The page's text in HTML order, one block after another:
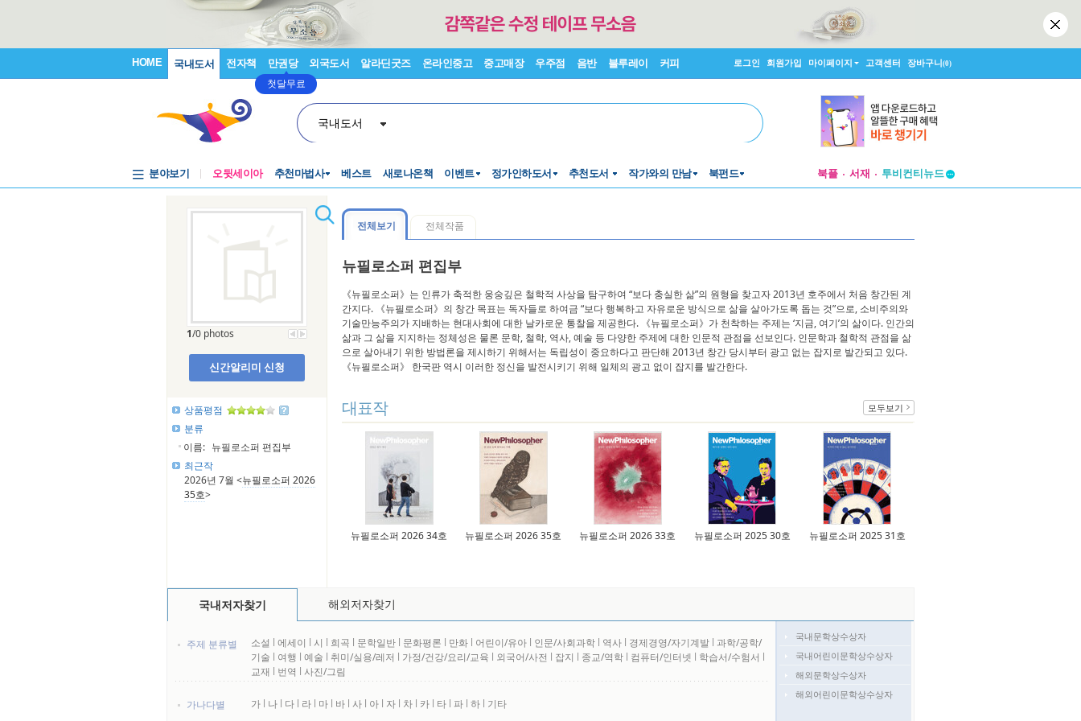
HOME 국내도서 전자책 만권당
첫달무료
외국도서 알라딘굿즈 온라인중고 중고매장 우주점 음반 블루레이 커피 로그인 회원가입 마이페이지 고객센터 장바구니(0)
국내도서
분야보기 오뒷세이아 추천마법사 베스트 새로나온책 이벤트 정가인하도서 추천도서 작가와의 만남 북펀드 북플 서재
투비컨티뉴드
1/0 photos
신간알리미 신청
상품평점
분류
이름: 뉴필로소퍼 편집부
최근작
2026년 7월 <뉴필로소퍼 2026
35호>
전체보기 전체작품
뉴필로소퍼 편집부
《뉴필로소퍼》는 인류가 축적한 웅숭깊은 철학적 사상을 탐구하여 “보다 충실한 삶”의 원형을 찾고자 2013년 호주에서 처음 창간된 계
간지다. 《뉴필로소퍼》의 창간 목표는 독자들로 하여금 “보다 행복하고 자유로운 방식으로 삶을 살아가도록 돕는 것”으로, 소비주의와
기술만능주의가 지배하는 현대사회에 대한 날카로운 통찰을 제공한다. 《뉴필로소퍼》가 천착하는 주제는 ‘지금, 여기’의 삶이다. 인간의
삶과 그 삶을 지지하는 정체성은 물론 문학, 철학, 역사, 예술 등 다양한 주제에 대한 인문적 관점을 선보인다. 인문학과 철학적 관점을 삶
으로 살아내기 위한 방법론을 제시하기 위해서는 독립성이 중요하다고 판단해 2013년 창간 당시부터 광고 없는 잡지로 발간되고 있다.
《뉴필로소퍼》 한국판 역시 이러한 정신을 발전시키기 위해 일체의 광고 없이 잡지를 발간한다.
대표작 모두보기
뉴필로소퍼 2026 34호 뉴필로소퍼 2026 35호 뉴필로소퍼 2026 33호 뉴필로소퍼 2025 30호 뉴필로소퍼 2025 31호
국내저자찾기 해외저자찾기
주제 분류별 소설 l 에세이 l 시 l 희곡 l 문학일반 l 문화평론 l 만화 l 어린이/유아 l 인문/사회과학 l 역사 l 경제경영/자기계발 l 과학/공학/
기술 l 여행 l 예술 l 취미/실용/레저 l 가정/건강/요리/교육 l 외국어/사전 l 잡지 l 종교/역학 l 컴퓨터/인터넷 l 학습서/수험서 l
교재 l 번역 l 사진/그림
가나다별 가 l 나 l 다 l 라 l 마 l 바 l 사 l 아 l 자 l 차 l 카 l 타 l 파 l 하 l 기타
국내문학상수상자
국내어린이문학상수상자
해외문학상수상자
해외어린이문학상수상자